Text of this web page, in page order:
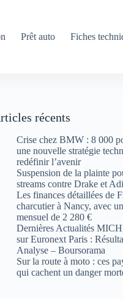
Prêt auto Fiches
récents
Crise chez BMW : 8 000
une nouvelle stratégie
redéfinir l’avenir
Suspension de la plainte
streams contre Drake et
Les finances détaillées de
charcutier à Nancy, avec
mensuel de 2 280 €
Dernières Actualités
sur Euronext Paris :
Analyse – Boursorama
Sur la route à moto : ces
qui cachent un danger